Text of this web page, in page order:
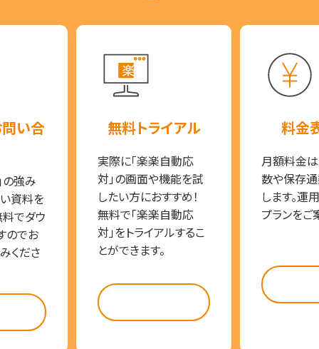
問い合
の強み
資料を
料でダウ
のでお
くださ
無料トライアル
実際に「楽楽自動応
対」の画面や機能を試
したい方におすすめ！
無料で「楽楽自動応
対」をトライアルするこ
とができます。
料金
月額料金
数や保存
します。運
プランをご